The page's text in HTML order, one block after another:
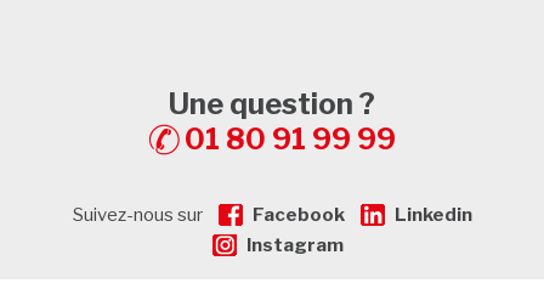
Une question ?
01 80 91 99 99
Suivez-nous sur Facebook
Linkedin
Instagram